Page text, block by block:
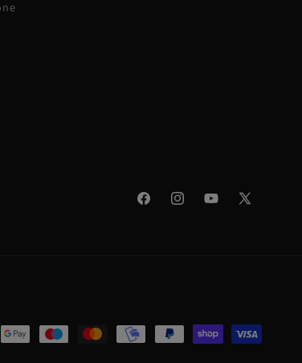
FacebookInstagramYouTube
X